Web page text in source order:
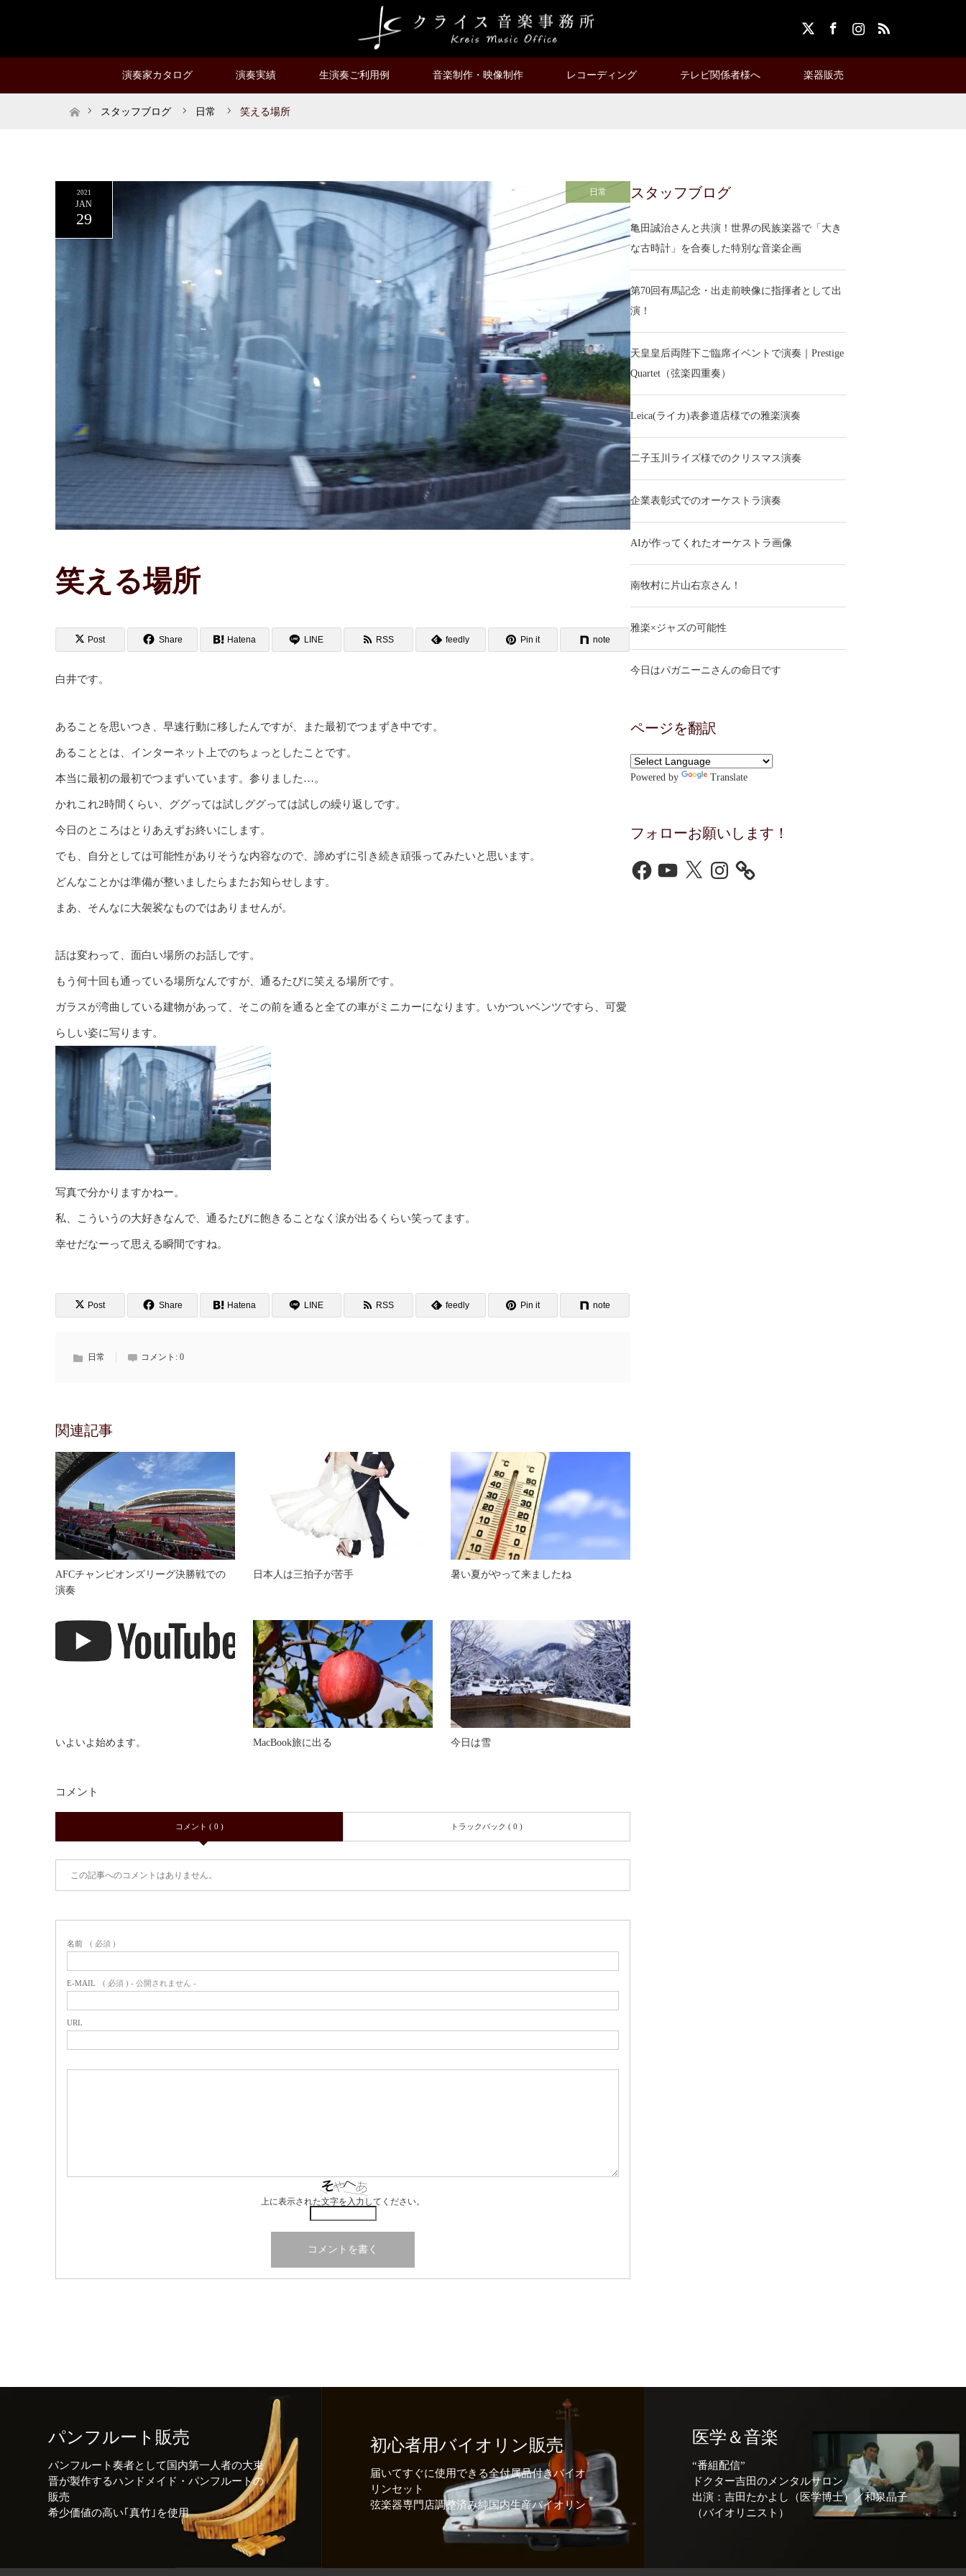
演奏家カタログ 演奏実績 生演奏ご利用例 音楽制作・映像制作 レコーディング テレビ関係者様へ 楽器販売
ホームスタッフブログ 日常 笑える場所
2021
JAN
29
日常
笑える場所
Post Share Hatena LINE RSS feedly Pin it note
白井です。
あることを思いつき、早速行動に移したんですが、また最初でつまずき中です。
あることとは、インターネット上でのちょっとしたことです。
本当に最初の最初でつまずいています。参りました…。
かれこれ2時間くらい、ググっては試しググっては試しの繰り返しです。
今日のところはとりあえずお終いにします。
でも、自分としては可能性がありそうな内容なので、諦めずに引き続き頑張ってみたいと思います。
どんなことかは準備が整いましたらまたお知らせします。
まあ、そんなに大袈裟なものではありませんが。
話は変わって、面白い場所のお話しです。
もう何十回も通っている場所なんですが、通るたびに笑える場所です。
ガラスが湾曲している建物があって、そこの前を通ると全ての車がミニカーになります。いかついベンツですら、可愛
らしい姿に写ります。
写真で分かりますかねー。
私、こういうの大好きなんで、通るたびに飽きることなく涙が出るくらい笑ってます。
幸せだなーって思える瞬間ですね。
Post Share Hatena LINE RSS feedly Pin it note
日常 コメント: 0
関連記事
AFCチャンピオンズリーグ決勝戦での
演奏
日本人は三拍子が苦手 暑い夏がやって来ましたね
いよいよ始めます。 MacBook旅に出る 今日は雪
コメント
コメント ( 0 ) トラックバック ( 0 )
この記事へのコメントはありません。
名前 ( 必須 )
E-MAIL ( 必須 ) - 公開されません -
URL
上に表示された文字を入力してください。
スタッフブログ
亀田誠治さんと共演！世界の民族楽器で「大き
な古時計」を合奏した特別な音楽企画
第70回有馬記念・出走前映像に指揮者として出
演！
天皇皇后両陛下ご臨席イベントで演奏｜Prestige
Quartet（弦楽四重奏）
Leica(ライカ)表参道店様での雅楽演奏
二子玉川ライズ様でのクリスマス演奏
企業表彰式でのオーケストラ演奏
AIが作ってくれたオーケストラ画像
南牧村に片山右京さん！
雅楽×ジャズの可能性
今日はパガニーニさんの命日です
ページを翻訳
Powered by Translate
フォローお願いします！
FacebookYouTube
X Instagram
パンフルート販売
パンフルート奏者として国内第一人者の大束
晋が製作するハンドメイド・パンフルートの
販売
希少価値の高い｢真竹｣を使用
初心者用バイオリン販売
届いてすぐに使用できる全付属品付きバイオ
リンセット
弦楽器専門店調整済み純国内生産バイオリン
医学＆音楽
“番組配信”
ドクター吉田のメンタルサロン
出演：吉田たかよし（医学博士）／和泉晶子
（バイオリニスト）